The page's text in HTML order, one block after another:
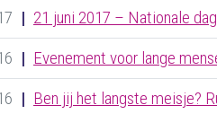
| 21 juni 2017 – Nationale
| Evenement voor lange
| Ben jij het langste meisje?